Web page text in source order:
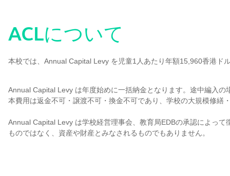
ACLについて
本校では、Annual Capital Levy を児童1人あたり年額15,960香港ド
Annual Capital Levy は年度始めに一括納金となります。途中編入
本費用は返金不可・譲渡不可・換金不可であり、学校の大規模修繕
Annual Capital Levy は学校経営理事会、教育局EDBの承認によっ
ものではなく、資産や財産とみなされるものでもありません。